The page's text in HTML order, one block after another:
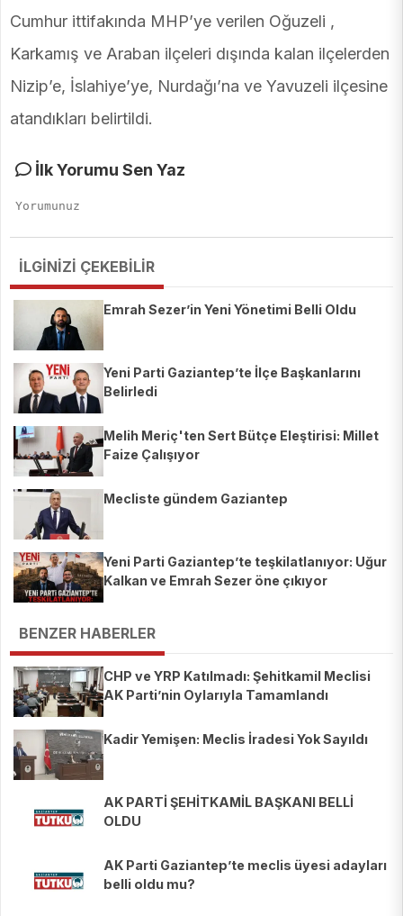
Cumhur ittifakında MHP’ye verilen Oğuzeli ,
Karkamış ve Araban ilçeleri dışında kalan ilçelerden
Nizip’e, İslahiye’ye, Nurdağı’na ve Yavuzeli ilçesine
atandıkları belirtildi.
İlk Yorumu Sen Yaz
İLGİNİZİ ÇEKEBİLİR
Emrah Sezer’in Yeni Yönetimi Belli Oldu
Yeni Parti Gaziantep’te İlçe Başkanlarını
Belirledi
Melih Meriç'ten Sert Bütçe Eleştirisi: Millet
Faize Çalışıyor
Mecliste gündem Gaziantep
Yeni Parti Gaziantep’te teşkilatlanıyor: Uğur
Kalkan ve Emrah Sezer öne çıkıyor
BENZER HABERLER
CHP ve YRP Katılmadı: Şehitkamil Meclisi
AK Parti’nin Oylarıyla Tamamlandı
Kadir Yemişen: Meclis İradesi Yok Sayıldı
AK PARTİ ŞEHİTKAMİL BAŞKANI BELLİ
OLDU
AK Parti Gaziantep’te meclis üyesi adayları
belli oldu mu?